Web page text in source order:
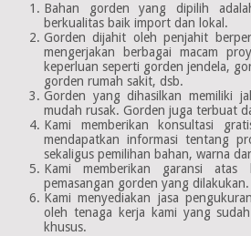
Bahan gorden yang dipilih
berkualitas baik import dan lokal.
Gorden dijahit oleh penjahit
mengerjakan berbagai macam
keperluan seperti gorden jendela,
gorden rumah sakit, dsb.
Gorden yang dihasilkan memiliki
mudah rusak. Gorden juga terbuat
Kami memberikan konsultasi
mendapatkan informasi tentang
sekaligus pemilihan bahan, warna
Kami memberikan garansi
pemasangan gorden yang dilakukan.
Kami menyediakan jasa
oleh tenaga kerja kami yang
khusus.